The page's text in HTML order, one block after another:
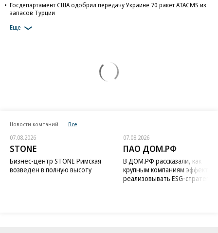
Госдепартамент США одобрил передачу Украине 70 ракет ATACMS из
запасов Турции
Еще
Новости компаний Все
07.08.2026
STONE
Бизнес-центр STONE Римская
возведен в полную высоту
07.08.2026
ПАО ДОМ.РФ
В ДОМ.РФ рассказали, как
крупным компаниям
реализовывать ESG-стратегию